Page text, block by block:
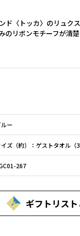
ド〈トッカ〉のリュク
リボンモチーフが清
ー
ズ（約）：ゲストタオル
267
ギフトリスト